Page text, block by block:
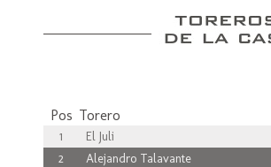
Pos Torero
1 El Juli
2
Alejandro Talavante